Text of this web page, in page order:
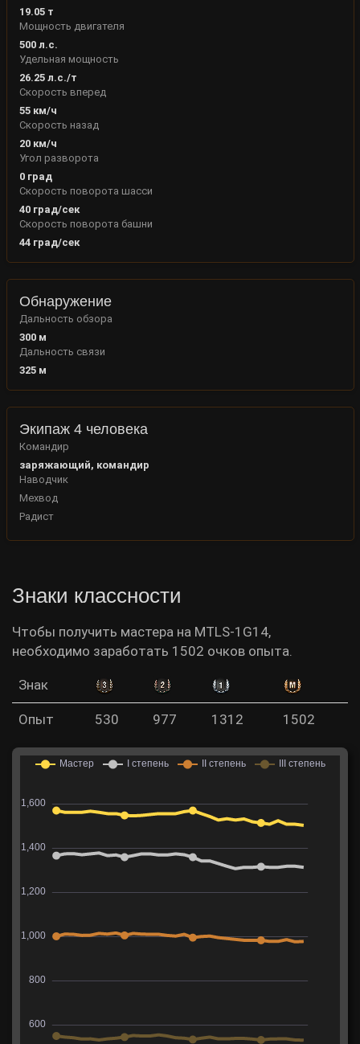
19.05т
Мощность двигателя
500л.с.
Удельная мощность
26.25л.с./т
Скорость вперед
55км/ч
Скорость назад
20км/ч
Угол разворота
0град
Скорость поворота шасси
40град/сек
Скорость поворота башни
44град/сек
Обнаружение
Дальность обзора
300м
Дальность связи
325м
Экипаж 4 человека
Командир
заряжающий, командир
Наводчик
Мехвод
Радист
Знаки классности
Чтобы получить мастера на MTLS-1G14,
необходимо заработать 1502 очков опыта.
Знак
Опыт 530 977 1312 1502